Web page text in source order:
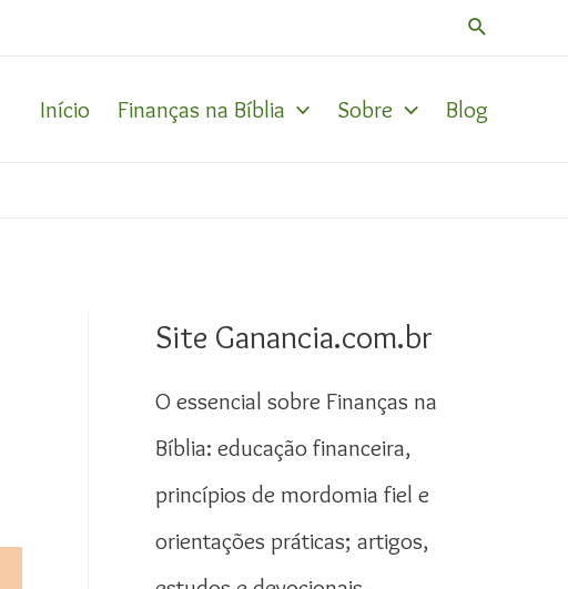
Pesquisar
Início Finanças na Bíblia Sobre Blog
Site Ganancia.com.br
O essencial sobre Finanças na
Bíblia: educação financeira,
princípios de mordomia fiel e
orientações práticas; artigos,